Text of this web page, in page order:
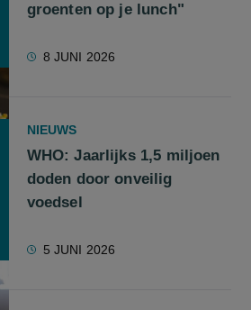
groenten op je lunch"
8 JUNI 2026
NIEUWS
WHO: Jaarlijks 1,5 miljoen
doden door onveilig
voedsel
5 JUNI 2026